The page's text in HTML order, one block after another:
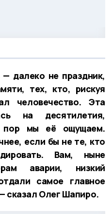
далеко не праздник,
тех, кто, рискуя
человечество. Эта
на десятилетия,
мы её ощущаем.
если бы не те, кто
Вам, ныне
аварии, низкий
самое главное
сказал Олег Шапиро.